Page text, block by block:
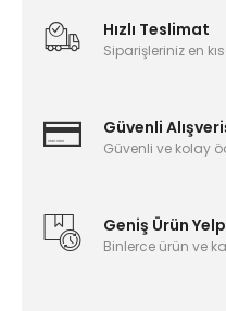
Hızlı Teslimat
Siparişleriniz en
Güvenli
Güvenli ve kolay
Geniş Ürün
Binlerce ürün ve